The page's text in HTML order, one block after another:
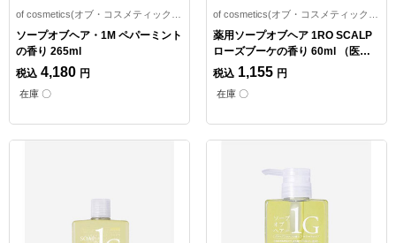
ソープオブヘア・1M ペパーミント
の香り 265ml
税込 4,180 円
在庫 〇
薬用ソープオブヘア 1RO SCALP
ローズブーケの香り 60ml （医薬
部外品）
税込 1,155 円
在庫 〇